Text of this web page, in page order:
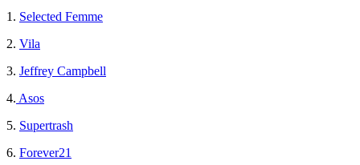
1. Selected Femme
2. Vila
3. Jeffrey Campbell
4. Asos
5. Supertrash
6. Forever21